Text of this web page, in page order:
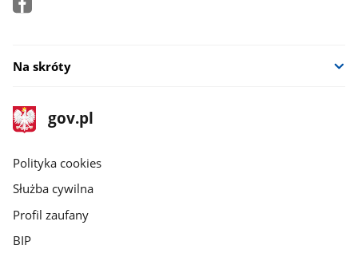
Na skróty
stopka
gov.pl
Strona
gov.pl
gov.pl
Polityka cookies
Służba cywilna
Profil zaufany
BIP